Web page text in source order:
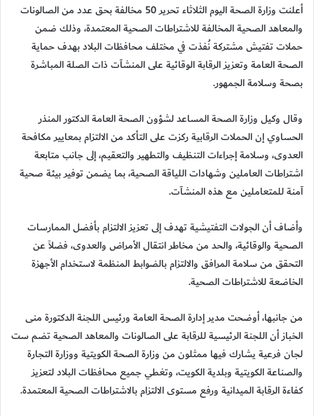
أعلنت وزارة الصحة اليوم الثلاثاء تحرير 50 مخالفة بحق عدد من الصالونات
والمعاهد الصحية المخالفة للاشتراطات الصحية المعتمدة، وذلك ضمن
حملات تفتيش مشتركة نُفذت في مختلف محافظات البلاد بهدف حماية
الصحة العامة وتعزيز الرقابة الوقائية على المنشآت ذات الصلة المباشرة
بصحة وسلامة الجمهور.
وقال وكيل وزارة الصحة المساعد لشؤون الصحة العامة الدكتور المنذر
الحساوي إن الحملات الرقابية ركزت على التأكد من الالتزام بمعايير مكافحة
العدوى، وسلامة إجراءات التنظيف والتطهير والتعقيم، إلى جانب متابعة
اشتراطات العاملين وشهادات اللياقة الصحية، بما يضمن توفير بيئة صحية
آمنة للمتعاملين مع هذه المنشآت.
وأضاف أن الجولات التفتيشية تهدف إلى تعزيز الالتزام بأفضل الممارسات
الصحية والوقائية، والحد من مخاطر انتقال الأمراض والعدوى، فضلاً عن
التحقق من سلامة المرافق والالتزام بالضوابط المنظمة لاستخدام الأجهزة
الخاضعة للاشتراطات الصحية.
من جانبها، أوضحت مدير إدارة الصحة العامة ورئيس اللجنة الدكتورة منى
الخباز أن اللجنة الرئيسية للرقابة على الصالونات والمعاهد الصحية تضم ست
لجان فرعية يشارك فيها ممثلون من وزارة الصحة الكويتية ووزارة التجارة
والصناعة الكويتية وبلدية الكويت، وتغطي جميع محافظات البلاد لتعزيز
كفاءة الرقابة الميدانية ورفع مستوى الالتزام بالاشتراطات الصحية المعتمدة.